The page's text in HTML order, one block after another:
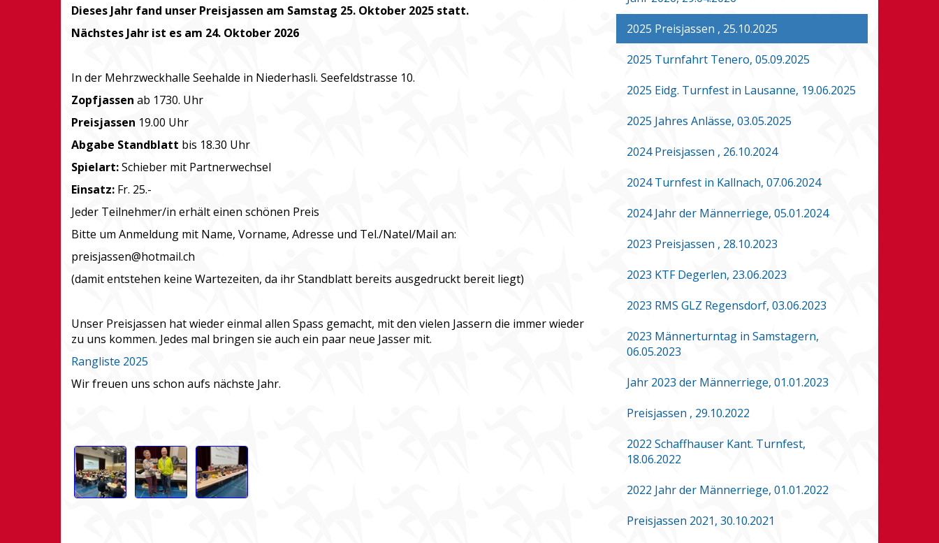
Dieses Jahr fand unser Preisjassen am Samstag 25. Oktober 2025 statt.
Nächstes Jahr ist es am 24. Oktober 2026
In der Mehrzweckhalle Seehalde in Niederhasli. Seefeldstrasse 10.
Zopfjassen ab 1730. Uhr
Preisjassen 19.00 Uhr
Abgabe Standblatt bis 18.30 Uhr
Spielart:Schieber mit Partnerwechsel
Einsatz: Fr. 25.-
Jeder Teilnehmer/in erhält einen schönen Preis
Bitte um Anmeldung mit Name, Vorname, Adresse und Tel./Natel/Mail an:
preisjassen@hotmail.ch
(damit entstehen keine Wartezeiten, da ihr Standblatt bereits ausgedruckt bereit liegt)
Unser Preisjassen hat wieder einmal allen Spass gemacht, mit den vielen Jassern die immer wieder
zu uns kommen. Jedes mal bringen sie auch ein paar neue Jasser mit.
Rangliste 2025
Wir freuen uns schon aufs nächste Jahr.
2025 Preisjassen , 25.10.2025
2025 Turnfahrt Tenero, 05.09.2025
2025 Eidg. Turnfest in Lausanne, 19.06.2025
2025 Jahres Anlässe, 03.05.2025
2024 Preisjassen , 26.10.2024
2024 Turnfest in Kallnach, 07.06.2024
2024 Jahr der Männerriege, 05.01.2024
2023 Preisjassen , 28.10.2023
2023 KTF Degerlen, 23.06.2023
2023 RMS GLZ Regensdorf, 03.06.2023
2023 Männerturntag in Samstagern,
06.05.2023
Jahr 2023 der Männerriege, 01.01.2023
Preisjassen , 29.10.2022
2022 Schaffhauser Kant. Turnfest,
18.06.2022
2022 Jahr der Männerriege, 01.01.2022
Preisjassen 2021, 30.10.2021